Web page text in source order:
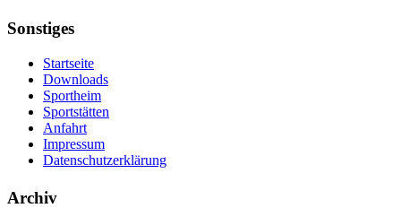
Sonstiges
Startseite
Downloads
Sportheim
Sportstätten
Anfahrt
Impressum
Datenschutzerklärung
Archiv